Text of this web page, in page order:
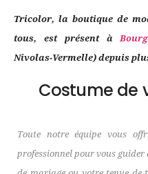
Costume de
Toute notre équipe vous
professionnel pour vous
Tricolor, la boutique de
tous, est présent à
Nivolas-Vermelle) depuis